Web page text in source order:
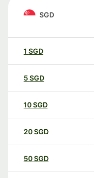
SGD
1 SGD
5 SGD
10SGD
20SGD
50SGD